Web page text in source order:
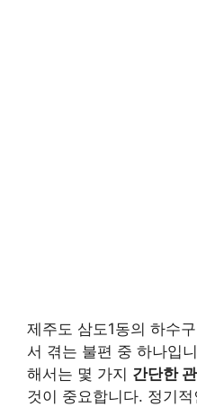
제주도 삼도1동의 하수
서 겪는 불편 중 하나입
해서는 몇 가지 간단한
것이 중요합니다. 정기